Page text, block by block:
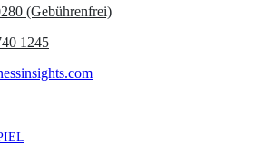
(Gebührenfrei)
1245